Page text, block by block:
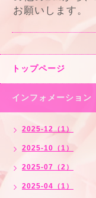
お願いします。
トップページ
インフォメーション
2025-12（1）
2025-10（1）
2025-07（2）
2025-04（1）